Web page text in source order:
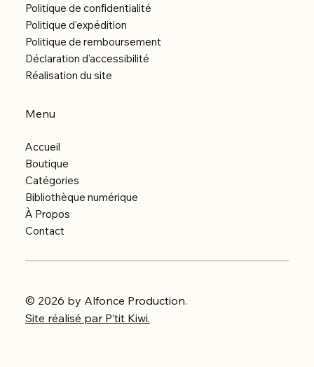
Politique de confidentialité
Politique d'expédition
Politique de remboursement
Déclaration d'accessibilité
Réalisation du site
Menu
Accueil
Boutique
Catégories
Bibliothèque numérique
À Propos
Contact
© 2026 by Alfonce Production.
Site réalisé par P’tit Kiwi.